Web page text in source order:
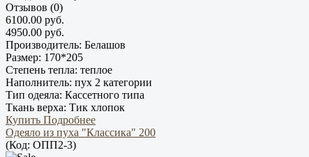
Отзывов (0)
6100.00 руб.
4950.00 руб.
Производитель: Белашов
Размер: 170*205
Степень тепла: теплое
Наполнитель: пух 2 категории
Тип одеяла: Кассетного типа
Ткань верха: Тик хлопок
Купить Подробнее
Одеяло из пуха "Классика" 200
(Код: ОПП2-3)